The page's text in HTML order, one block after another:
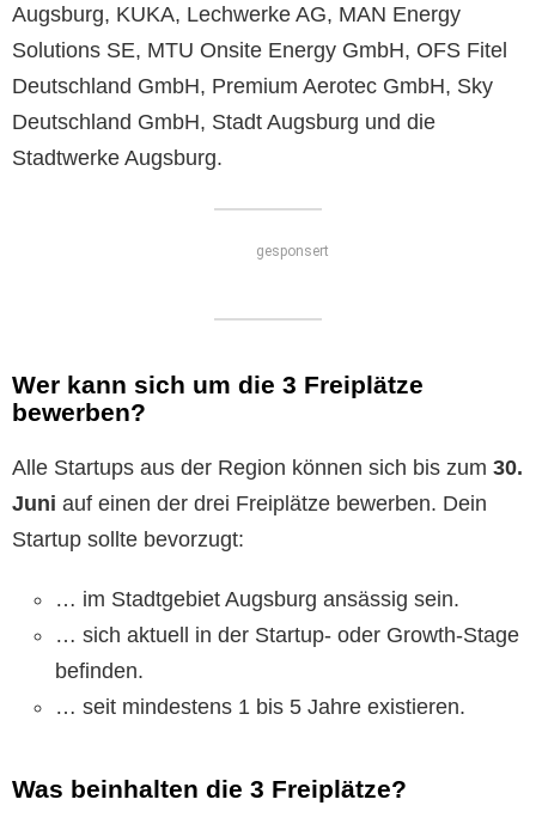
Augsburg, KUKA, Lechwerke AG, MAN Energy
Solutions SE, MTU Onsite Energy GmbH, OFS Fitel
Deutschland GmbH, Premium Aerotec GmbH, Sky
Deutschland GmbH, Stadt Augsburg und die
Stadtwerke Augsburg.
gesponsert
Wer kann sich um die 3 Freiplätze
bewerben?
Alle Startups aus der Region können sich bis zum 30.
Juni auf einen der drei Freiplätze bewerben. Dein
Startup sollte bevorzugt:
… im Stadtgebiet Augsburg ansässig sein.
… sich aktuell in der Startup- oder Growth-Stage
befinden.
… seit mindestens 1 bis 5 Jahre existieren.
Was beinhalten die 3 Freiplätze?